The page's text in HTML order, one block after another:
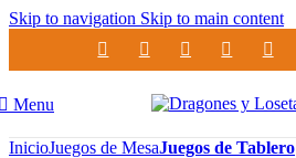
Skip to navigation Skip to main content
Menu
InicioJuegos de MesaJuegos de Tablero